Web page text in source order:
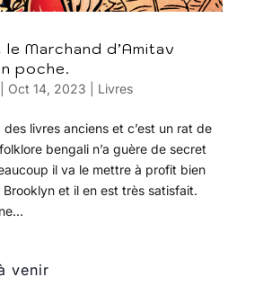
Marchand d’Amitav
poche.
Oct 14, 2023 Livres
livres anciens et c’est un rat de
bengali n’a guère de secret
il va le mettre à profit bien
et il en est très satisfait.
venir